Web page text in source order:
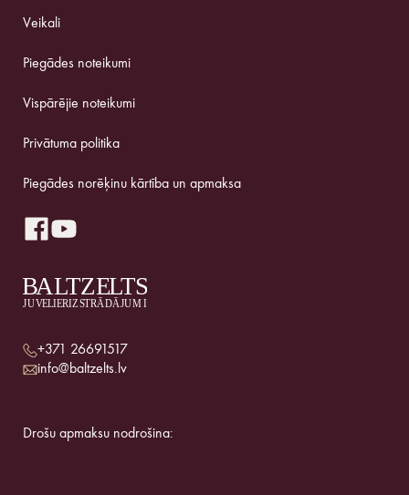
Veikali
Piegādes noteikumi
Vispārējie noteikumi
Privātuma politika
Piegādes norēķinu kārtība un apmaksa
+371 26691517
info@baltzelts.lv
Drošu apmaksu nodrošina: